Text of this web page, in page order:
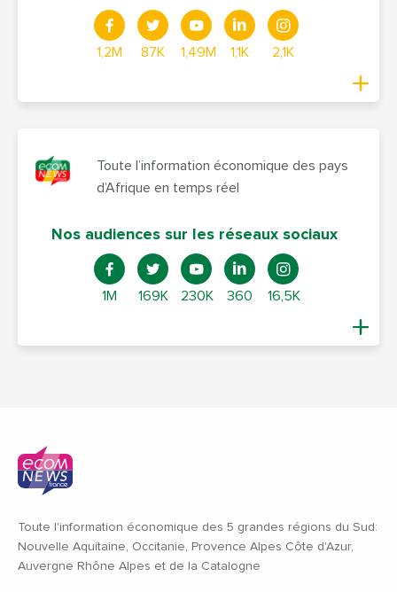
1,2M 87K 1,49M 1,1K 2,1K
Toute l’information économique des pays
d’Afrique en temps réel
Nos audiences sur les réseaux sociaux
1M 169K 230K 360 16,5K
Toute l'information économique des 5 grandes régions du Sud:
Nouvelle Aquitaine, Occitanie, Provence Alpes Côte d'Azur,
Auvergne Rhône Alpes et de la Catalogne